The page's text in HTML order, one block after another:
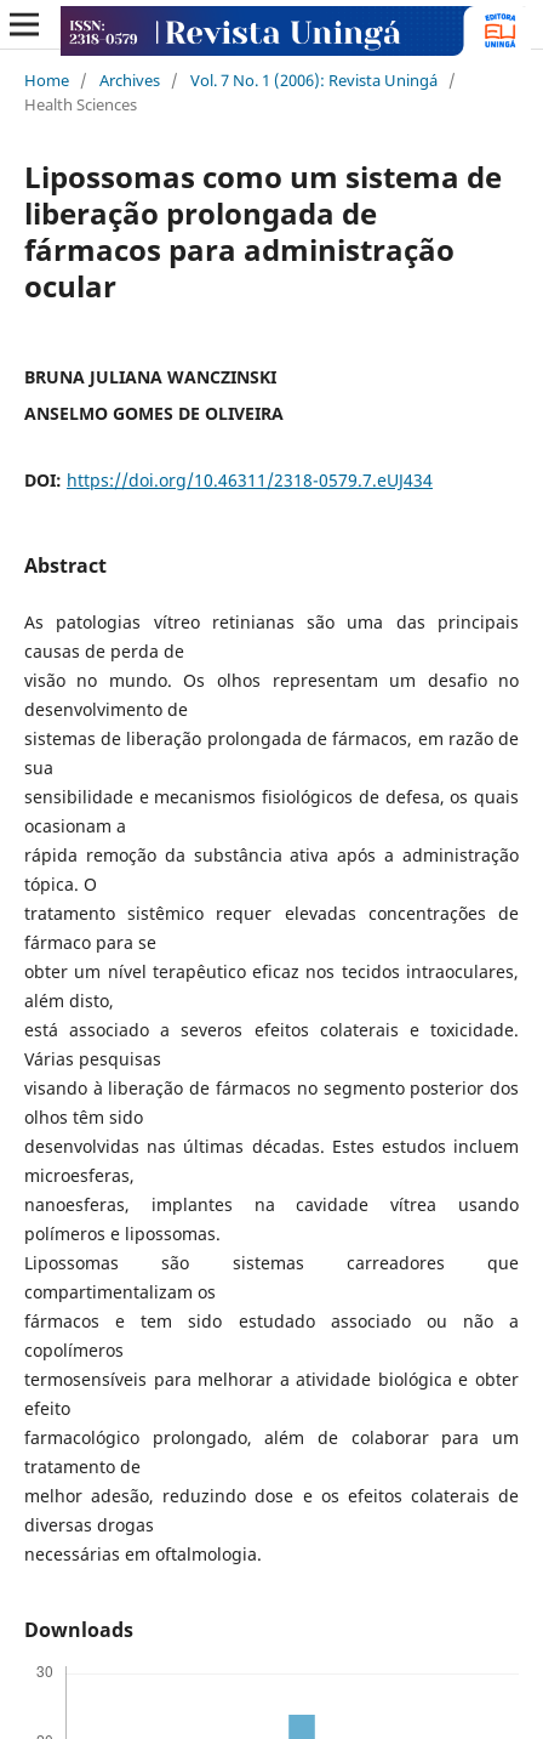
Home / Archives / Vol. 7 No. 1 (2006): Revista Uningá /
Health Sciences
Lipossomas como um sistema de
liberação prolongada de
fármacos para administração
ocular
BRUNA JULIANA WANCZINSKI
ANSELMO GOMES DE OLIVEIRA
DOI: https://doi.org/10.46311/2318-0579.7.eUJ434
Abstract
As patologias vítreo retinianas são uma das principais
causas de perda de
visão no mundo. Os olhos representam um desafio no
desenvolvimento de
sistemas de liberação prolongada de fármacos, em razão de
sua
sensibilidade e mecanismos fisiológicos de defesa, os quais
ocasionam a
rápida remoção da substância ativa após a administração
tópica. O
tratamento sistêmico requer elevadas concentrações de
fármaco para se
obter um nível terapêutico eficaz nos tecidos intraoculares,
além disto,
está associado a severos efeitos colaterais e toxicidade.
Várias pesquisas
visando à liberação de fármacos no segmento posterior dos
olhos têm sido
desenvolvidas nas últimas décadas. Estes estudos incluem
microesferas,
nanoesferas, implantes na cavidade vítrea usando
polímeros e lipossomas.
Lipossomas são sistemas carreadores que
compartimentalizam os
fármacos e tem sido estudado associado ou não a
copolímeros
termosensíveis para melhorar a atividade biológica e obter
efeito
farmacológico prolongado, além de colaborar para um
tratamento de
melhor adesão, reduzindo dose e os efeitos colaterais de
diversas drogas
necessárias em oftalmologia.
Downloads